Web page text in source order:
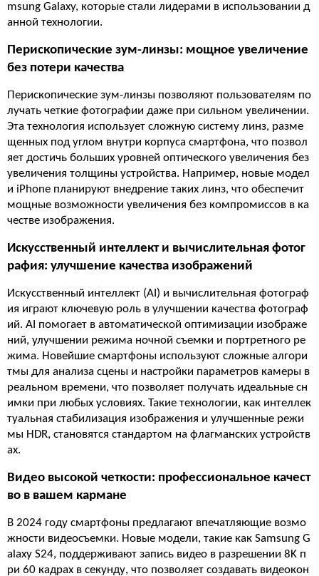
msung Galaxy, которые стали лидерами в использовании д
анной технологии.
Перископические зум-линзы: мощное увеличение
без потери качества
Перископические зум-линзы позволяют пользователям по
лучать четкие фотографии даже при сильном увеличении.
Эта технология использует сложную систему линз, разме
щенных под углом внутри корпуса смартфона, что позвол
яет достичь больших уровней оптического увеличения без
увеличения толщины устройства. Например, новые модел
и iPhone планируют внедрение таких линз, что обеспечит
мощные возможности увеличения без компромиссов в ка
честве изображения.
Искусственный интеллект и вычислительная фотог
рафия: улучшение качества изображений
Искусственный интеллект (AI) и вычислительная фотограф
ия играют ключевую роль в улучшении качества фотограф
ий. AI помогает в автоматической оптимизации изображе
ний, улучшении режима ночной съемки и портретного ре
жима. Новейшие смартфоны используют сложные алгори
тмы для анализа сцены и настройки параметров камеры в
реальном времени, что позволяет получать идеальные сн
имки при любых условиях. Такие технологии, как интеллек
туальная стабилизация изображения и улучшенные режи
мы HDR, становятся стандартом на флагманских устройств
ах.
Видео высокой четкости: профессиональное качест
во в вашем кармане
В 2024 году смартфоны предлагают впечатляющие возмо
жности видеосъемки. Новые модели, такие как Samsung G
alaxy S24, поддерживают запись видео в разрешении 8K п
ри 60 кадрах в секунду, что позволяет создавать видеокон